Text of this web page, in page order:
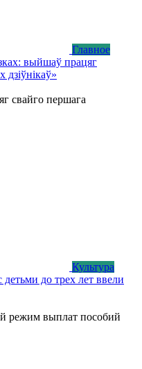
Главное
выйшаў працяг
свайго першага
Культура
до трех лет ввели
режим выплат пособий